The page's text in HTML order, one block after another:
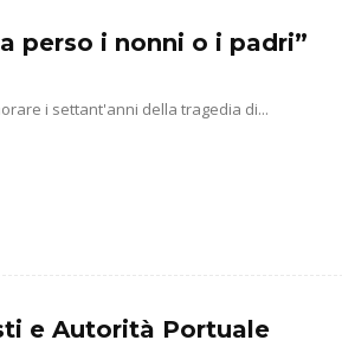
perso i nonni o i padri”
i settant'anni della tragedia di...
e Autorità Portuale